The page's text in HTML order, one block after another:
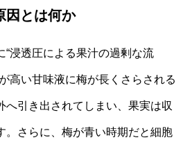
因とは何か
“浸透圧による果汁の過剰な流
高い甘味液に梅が長くさらされる
へ引き出されてしまい、果実は収
。さらに、梅が青い時期だと細胞